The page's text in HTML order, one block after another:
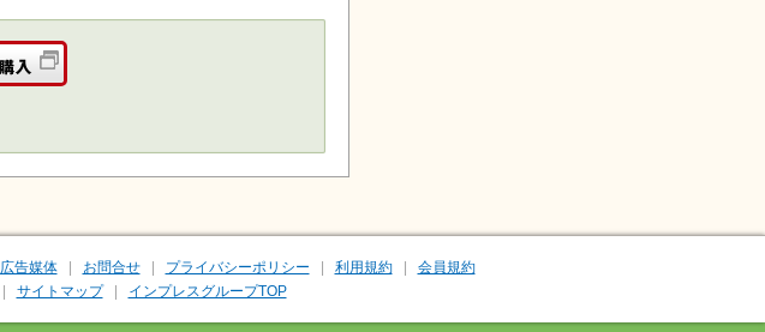
楽天で購入
広告媒体 お問合せ プライバシーポリシー 利用規約
会員規約
サイトマップ インプレスグループTOP